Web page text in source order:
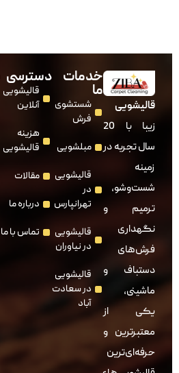
قالیشویی
زیبا با 20
سال تجربه در
زمینه
شست‌وشو،
ترمیم و
نگهداری
فرش‌های
دستباف و
ماشینی،
یکی از
معتبرترین و
حرفه‌ای‌ترین
خدمات
ما
شستشوی
فرش
مبلشویی
قالیشویی
در
تهرانپارس
قالیشویی
در نیاوران
قالیشویی
در سعادت
آباد
دسترسی
قالیشویی
آنلاین
هزینه
قالیشویی
مقالات
درباره ما
تماس با ما